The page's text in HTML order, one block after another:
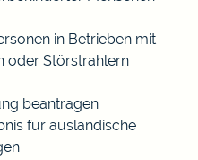
in Betrieben mit
oder Störstrahlern
beantragen
für ausländische